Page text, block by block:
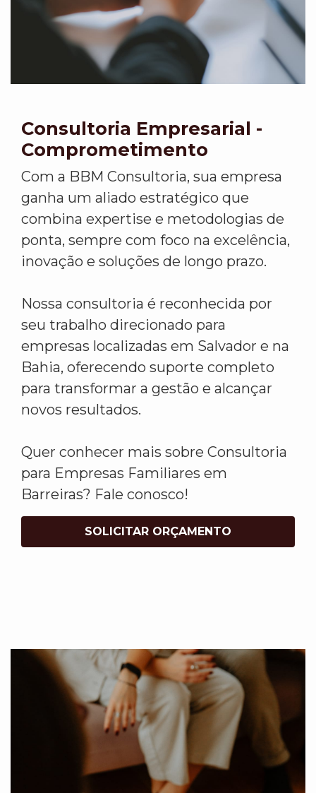
Consultoria Empresarial -
Comprometimento
Com a BBM Consultoria, sua empresa
ganha um aliado estratégico que
combina expertise e metodologias de
ponta, sempre com foco na excelência,
inovação e soluções de longo prazo.
Nossa consultoria é reconhecida por
seu trabalho direcionado para
empresas localizadas em Salvador e na
Bahia, oferecendo suporte completo
para transformar a gestão e alcançar
novos resultados.
Quer conhecer mais sobre Consultoria
para Empresas Familiares em
Barreiras? Fale conosco!
SOLICITAR ORÇAMENTO